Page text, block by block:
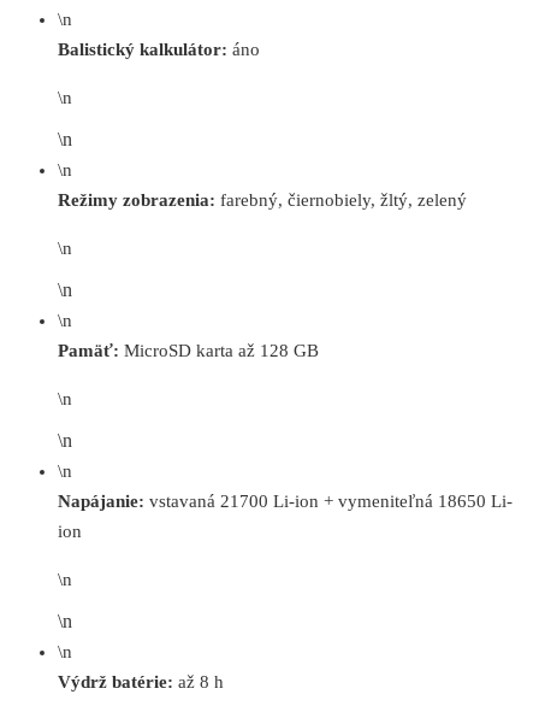
\n
Balistický kalkulátor: áno
\n
\n
\n
Režimy zobrazenia: farebný, čiernobiely, žltý, zelený
\n
\n
\n
Pamäť: MicroSD karta až 128 GB
\n
\n
\n
Napájanie: vstavaná 21700 Li-ion + vymeniteľná 18650 Li-
ion
\n
\n
\n
Výdrž batérie: až 8 h